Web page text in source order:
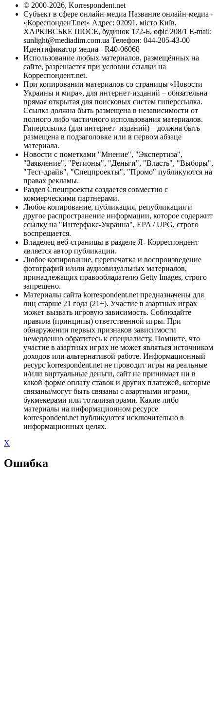
© 2000-2026, Korrespondent.net
Субъект в сфере онлайн-медиа Название онлайн-медиа -
«КореспонденТ.net» Адрес: 02091, місто Київ,
ХАРКІВСЬКЕ ШОСЕ, будинок 172-Б, офіс 208/1 E-mail:
sunlight@mediadim.com.ua Телефон: 044-205-43-00
Идентификатор медиа - R40-06068
Использование любых материалов, размещённых на
сайте, разрешается при условии ссылки на
Корреспондент.net.
При копировании материалов со страницы «Новости
Украины и мира», для интернет-изданий – обязательна
прямая открытая для поисковых систем гиперссылка.
Ссылка должна быть размещена в независимости от
полного либо частичного использования материалов.
Гиперссылка (для интернет- изданий) – должна быть
размещена в подзаголовке или в первом абзаце
материала.
Новости с пометками "Мнение", "Экспертиза",
"Заявление", "Регионы", "Деньги", "Власть", "Выборы",
"Тест-драйв", "Спецпроекты", "Промо" публикуются на
правах рекламы.
Раздел Спецпроекты создается совместно с
коммерческими партнерами.
Любое копирование, публикация, републикация и
другое распространение информации, которое содержит
ссылку на "Интерфакс-Украина", EPA / UPG, строго
воспрещается.
Владелец веб-страницы в разделе Я- Корреспондент
является автор публикации.
Любое копирование, перепечатка и воспроизведение
фотографий и/или аудиовизуальных материалов,
принадлежащих правообладателю Getty Images, строго
запрещено.
Материалы сайта korrespondent.net предназначены для
лиц старше 21 года (21+). Участие в азартных играх
может вызвать игровую зависимость. Соблюдайте
правила (принципы) ответственной игры. При
обнаружении первых признаков зависимости
немедленно обратитесь к специалисту. Помните, что
участие в азартных играх не может являться источником
доходов или альтернативой работе. Информационный
ресурс korrespondent.net не проводит игры на реальные
и/или виртуальные деньги, сайт не принимает ни в
какой форме оплату ставок и других платежей, которые
связаны/могут быть связаны с азартными играми,
букмекерами или тотализаторами. Какие-либо
материалы на информационном ресурсе
korrespondent.net публикуются исключительно в
информационных целях.
X
Ошибка